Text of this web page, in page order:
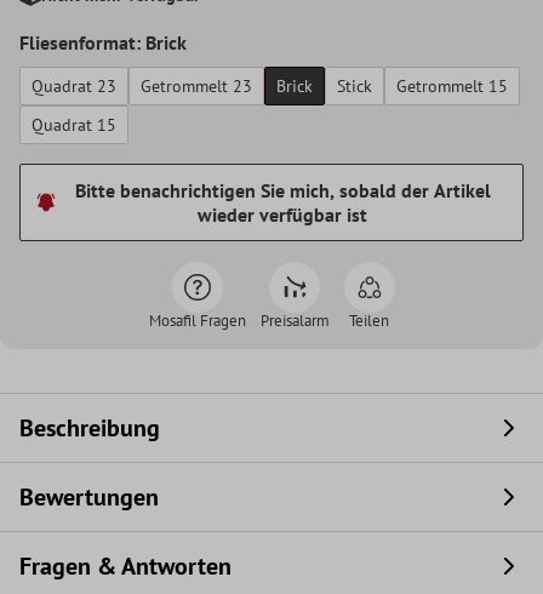
Fliesenformat: Brick
Quadrat 23 Getrommelt 23 Brick Stick
Getrommelt 15
Quadrat 15
Bitte benachrichtigen Sie mich, sobald der Artikel
wieder verfügbar ist
Mosafil Fragen Preisalarm Teilen
Beschreibung
Bewertungen
Fragen & Antworten